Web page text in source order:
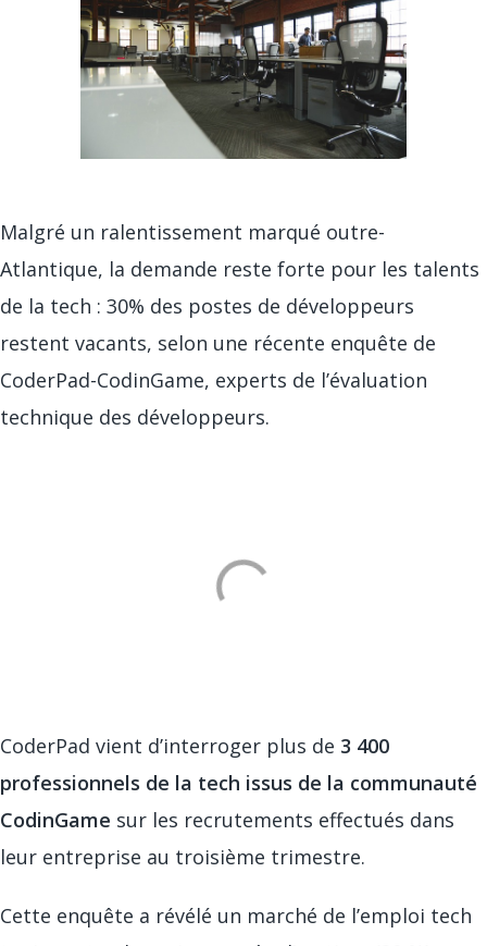
Malgré un ralentissement marqué outre-
Atlantique, la demande reste forte pour les talents
de la tech : 30% des postes de développeurs
restent vacants, selon une récente enquête de
CoderPad-CodinGame, experts de l’évaluation
technique des développeurs.
CoderPad vient d’interroger plus de 3 400
professionnels de la tech issus de la communauté
CodinGame sur les recrutements effectués dans
leur entreprise au troisième trimestre.
Cette enquête a révélé un marché de l’emploi tech